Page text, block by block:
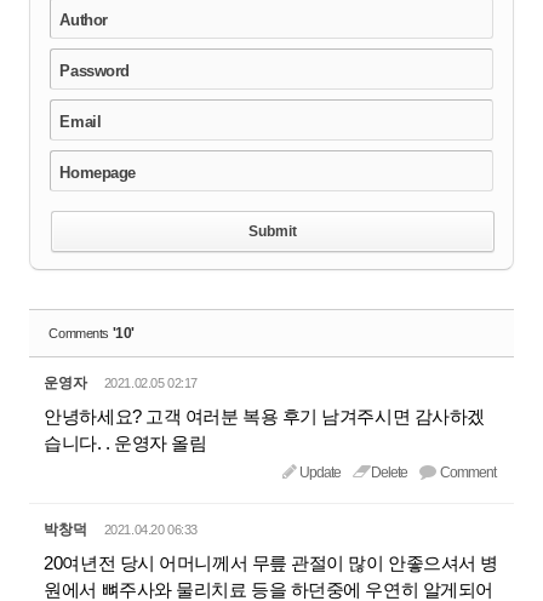
Author
Password
Email
Homepage
Comments '10'
운영자 2021.02.05 02:17
안녕하세요? 고객 여러분 복용 후기 남겨주시면 감사하겠
습니다. . 운영자 올림
Update Delete Comment
박창덕 2021.04.20 06:33
20여년전 당시 어머니께서 무릎 관절이 많이 안좋으셔서 병
원에서 뼈주사와 물리치료 등을 하던중에 우연히 알게되어